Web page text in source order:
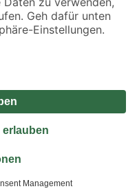
Angebote sind unter
Verfügbarkeiten beziehen
Artikel mit Speditionsversand, hier
Vertrag widerrufen